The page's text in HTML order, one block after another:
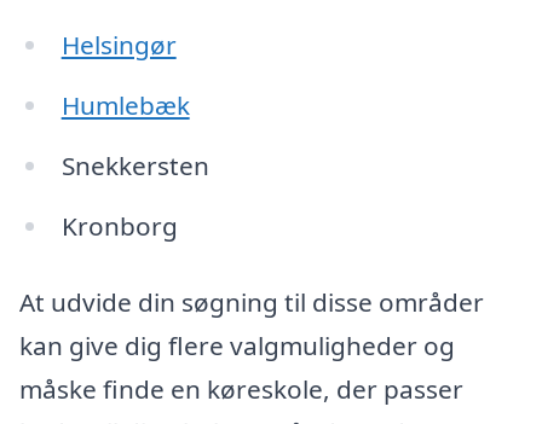
Helsingør
Humlebæk
Snekkersten
Kronborg
At udvide din søgning til disse områder
kan give dig flere valgmuligheder og
måske finde en køreskole, der passer